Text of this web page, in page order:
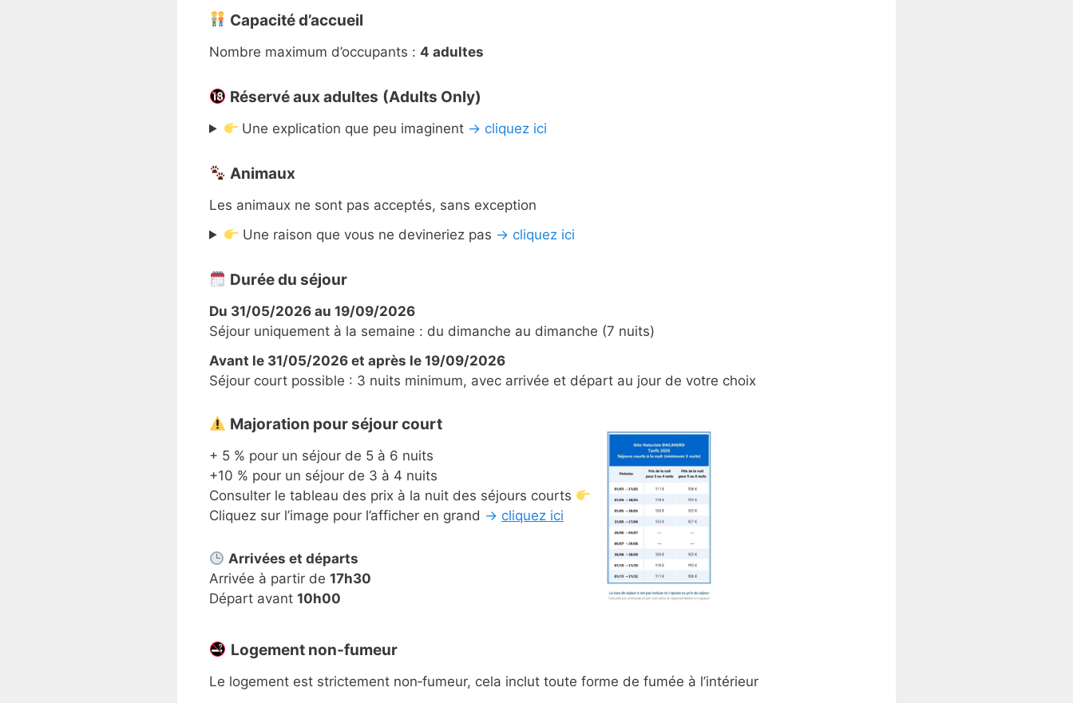
Capacité d’accueil
Nombre maximum d’occupants : 4 adultes
Réservé aux adultes (Adults Only)
Une explication que peu imaginent → cliquez ici
Animaux
Les animaux ne sont pas acceptés, sans exception
Une raison que vous ne devineriez pas → cliquez ici
Durée du séjour
Du 31/05/2026 au 19/09/2026
Séjour uniquement à la semaine : du dimanche au dimanche (7 nuits)
Avant le 31/05/2026 et après le 19/09/2026
Séjour court possible : 3 nuits minimum, avec arrivée et départ au jour de votre choix
Majoration pour séjour court
+ 5 % pour un séjour de 5 à 6 nuits
+10 % pour un séjour de 3 à 4 nuits
Consulter le tableau des prix à la nuit des séjours courts
Cliquez sur l’image pour l’afficher en grand → cliquez ici
Arrivées et départs
Arrivée à partir de 17h30
Départ avant 10h00
Logement non‑fumeur
Le logement est strictement non‑fumeur, cela inclut toute forme de fumée à l’intérieur